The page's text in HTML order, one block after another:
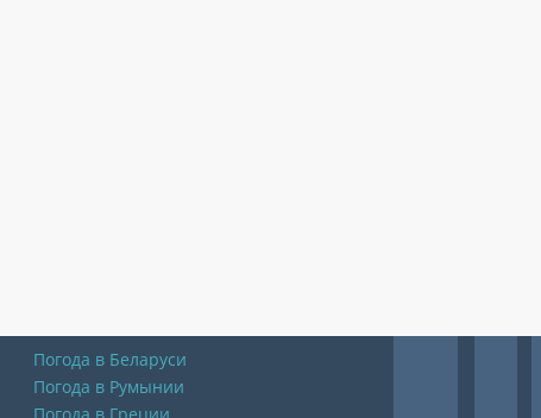
Погода в Беларуси
Погода в Румынии